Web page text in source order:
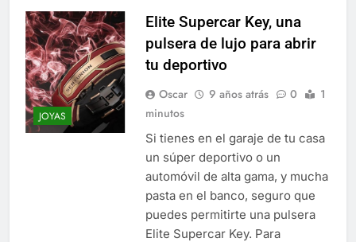
JOYAS
Elite Supercar Key, una
pulsera de lujo para abrir
tu deportivo
Oscar 9 años atrás 0
1
minutos
Si tienes en el garaje de tu casa
un súper deportivo o un
automóvil de alta gama, y mucha
pasta en el banco, seguro que
puedes permitirte una pulsera
Elite Supercar Key. Para